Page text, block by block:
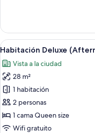
sin
ventanas
(Afternoon
Tea
On
Rooftop)
superior
con
2
individuales,
sin
ventanas
(Afternoon
Tea
On
Rooftop)
Ver
todas
las
fotos
de
Habitación
Deluxe
(Afternoon
5
Habitación Deluxe
Vista a la ciudad
28 m²
1 habitación
2 personas
1 cama Queen size
Wifi gratuito